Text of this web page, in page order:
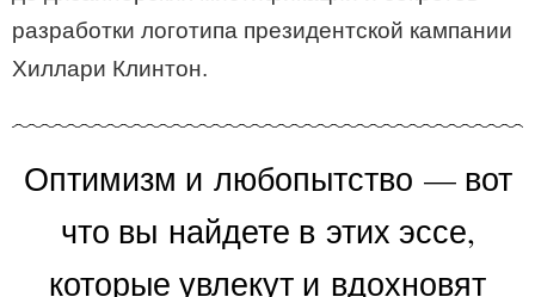
разработки логотипа президентской кампании
Хиллари Клинтон.
Оптимизм и любопытство — вот
что вы найдете в этих эссе,
которые увлекут и вдохновят